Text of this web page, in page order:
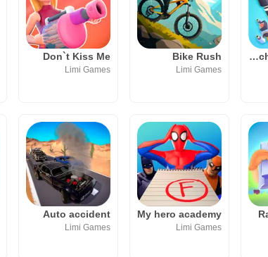
Mech vs Monsters
Bike Rush
Limi Games
Don`t Kiss Me
Limi Games
My hero academy
Limi Games
Auto accident
Limi Games